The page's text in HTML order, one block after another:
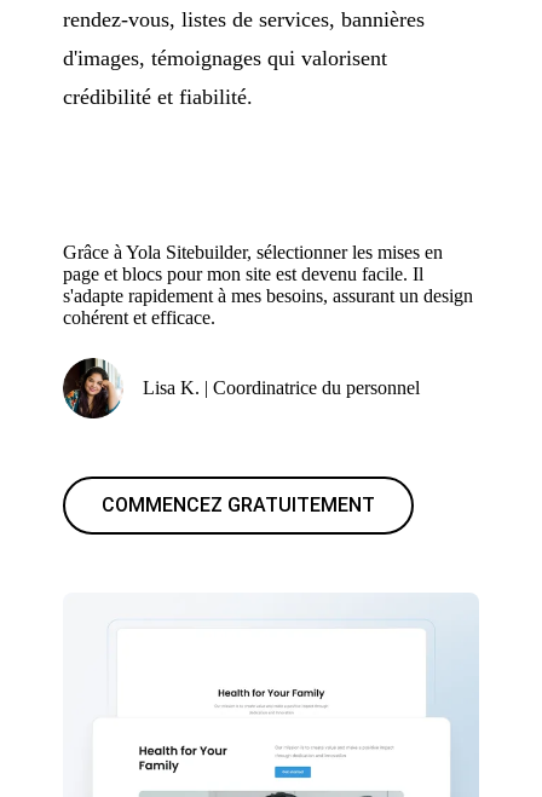
rendez-vous, listes de services, bannières
d'images, témoignages qui valorisent
crédibilité et fiabilité.
Grâce à Yola Sitebuilder, sélectionner les mises en
page et blocs pour mon site est devenu facile. Il
s'adapte rapidement à mes besoins, assurant un design
cohérent et efficace.
Lisa K. | Coordinatrice du personnel
COMMENCEZ GRATUITEMENT